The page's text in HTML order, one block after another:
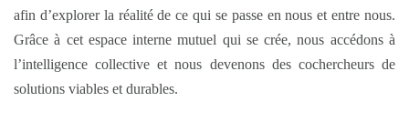
afin d’explorer la réalité de ce qui se passe en nous et entre nous.
Grâce à cet espace interne mutuel qui se crée, nous accédons à
l’intelligence collective et nous devenons des cochercheurs de
solutions viables et durables.